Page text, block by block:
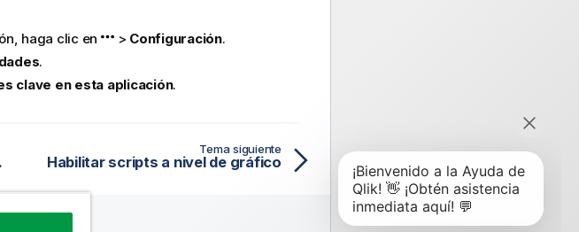
haga clic en
> Configuración.
.
clave en esta aplicación.
Chat
Tema siguiente
Habilitar scripts a nivel de gráfico